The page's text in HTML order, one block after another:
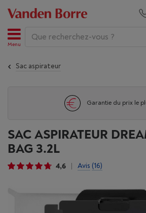
Menu
Sac aspirateur
Garantie du prix le
SAC ASPIRATEUR
BAG 3.2L
4,6 Avis (16)